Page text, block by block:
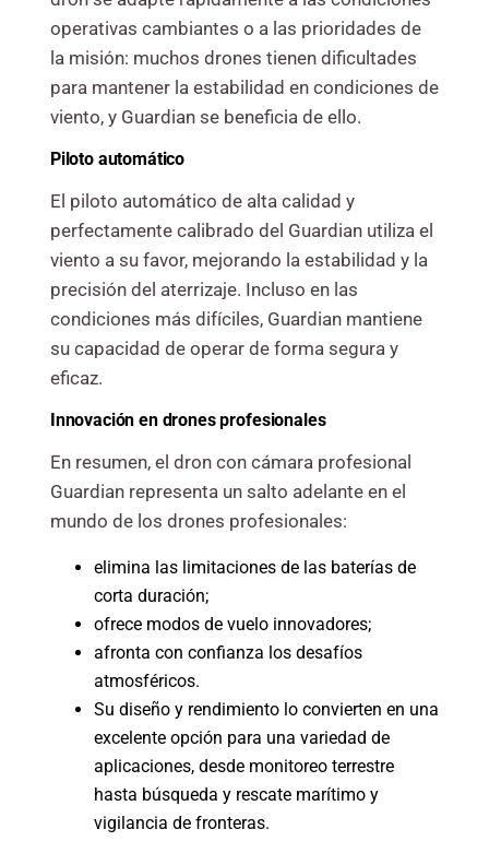
operativas cambiantes o a las prioridades de
la misión: muchos drones tienen dificultades
para mantener la estabilidad en condiciones de
viento, y Guardian se beneficia de ello.
Piloto automático
El piloto automático de alta calidad y
perfectamente calibrado del Guardian utiliza el
viento a su favor, mejorando la estabilidad y la
precisión del aterrizaje. Incluso en las
condiciones más difíciles, Guardian mantiene
su capacidad de operar de forma segura y
eficaz.
Innovación en drones profesionales
En resumen, el dron con cámara profesional
Guardian representa un salto adelante en el
mundo de los drones profesionales:
elimina las limitaciones de las baterías de
corta duración;
ofrece modos de vuelo innovadores;
afronta con confianza los desafíos
atmosféricos.
Su diseño y rendimiento lo convierten en una
excelente opción para una variedad de
aplicaciones, desde monitoreo terrestre
hasta búsqueda y rescate marítimo y
vigilancia de fronteras.